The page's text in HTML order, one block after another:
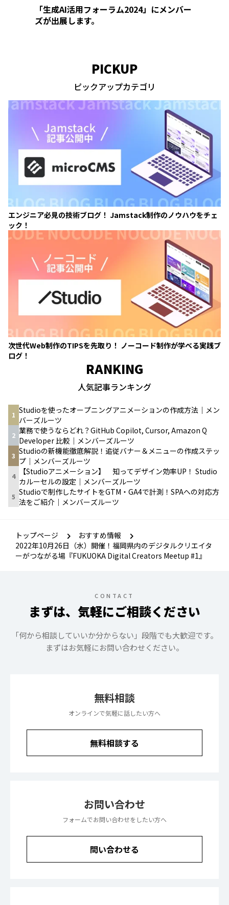
「生成AI活用フォーラム2024」にメンバー
ズが出展します。
PICKUP
ピックアップカテゴリ
エンジニア必見の技術ブログ！ Jamstack制作のノウハウをチェ
ック！
次世代Web制作のTIPSを先取り！ ノーコード制作が学べる実践ブ
ログ！
RANKING
人気記事ランキング
1 Studioを使ったオープニングアニメーションの作成方法｜メン
バーズルーツ
2 業務で使うならどれ？GitHub Copilot, Cursor, Amazon Q
Developer 比較｜メンバーズルーツ
3 Studioの新機能徹底解説！追従バナー＆メニューの作成ステッ
プ｜メンバーズルーツ
4
【Studioアニメーション】 知ってデザイン効率UP！ Studio
カルーセルの設定｜メンバーズルーツ
5 Studioで制作したサイトをGTM・GA4で計測！SPAへの対応方
法をご紹介｜メンバーズルーツ
トップページ
おすすめ情報
2022年10月26日（水）開催！福岡県内のデジタルクリエイタ
ーがつながる場『FUKUOKA Digital Creators Meetup #1』
CONTACT
まずは、気軽にご相談ください
「何から相談していいか分からない」段階でも大歓迎です。
まずはお気軽にお問い合わせください。
無料相談
オンラインで気軽に話したい方へ
無料相談する
お問い合わせ
フォームでお問い合わせをしたい方へ
問い合わせる